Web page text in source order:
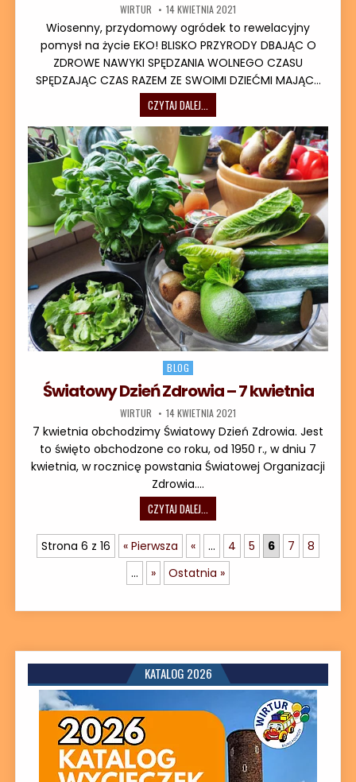
AUTOR:
WIRTUR DATA PUBLIKACJI:
14 KWIETNIA 2021
Wiosenny, przydomowy ogródek to rewelacyjny
pomysł na życie EKO! BLISKO PRZYRODY DBAJĄC O
ZDROWE NAWYKI SPĘDZANIA WOLNEGO CZASU
SPĘDZAJĄC CZAS RAZEM ZE SWOIMI DZIEĆMI MAJĄC…
CZYTAJ DALEJ...
Posted in
BLOG
Światowy Dzień Zdrowia – 7 kwietnia
AUTOR:
WIRTUR DATA PUBLIKACJI:
14 KWIETNIA 2021
7 kwietnia obchodzimy Światowy Dzień Zdrowia. Jest
to święto obchodzone co roku, od 1950 r., w dniu 7
kwietnia, w rocznicę powstania Światowej Organizacji
Zdrowia….
CZYTAJ DALEJ...
Strona 6 z 16 « Pierwsza « ... 4 5 6 7
8
...
» Ostatnia »
KATALOG 2026